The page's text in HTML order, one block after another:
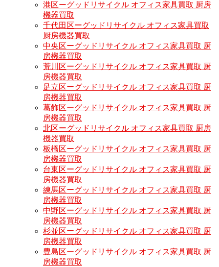
港区ーグッドリサイクル オフィス家具買取 厨房
機器買取
千代田区ーグッドリサイクル オフィス家具買取
厨房機器買取
中央区ーグッドリサイクル オフィス家具買取 厨
房機器買取
荒川区ーグッドリサイクル オフィス家具買取 厨
房機器買取
足立区ーグッドリサイクル オフィス家具買取 厨
房機器買取
葛飾区ーグッドリサイクル オフィス家具買取 厨
房機器買取
北区ーグッドリサイクル オフィス家具買取 厨房
機器買取
板橋区ーグッドリサイクル オフィス家具買取 厨
房機器買取
台東区ーグッドリサイクル オフィス家具買取 厨
房機器買取
練馬区ーグッドリサイクル オフィス家具買取 厨
房機器買取
中野区ーグッドリサイクル オフィス家具買取 厨
房機器買取
杉並区ーグッドリサイクル オフィス家具買取 厨
房機器買取
豊島区ーグッドリサイクル オフィス家具買取 厨
房機器買取